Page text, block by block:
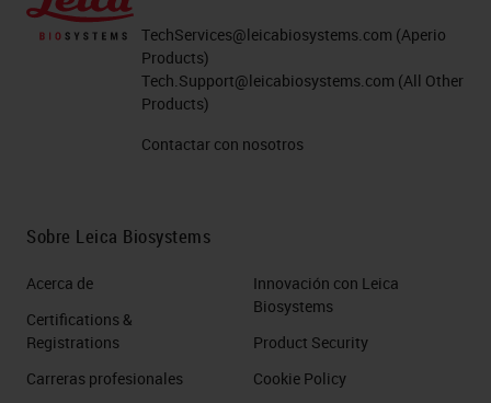
TechServices@leicabiosystems.com (Aperio
Products)
Tech.Support@leicabiosystems.com (All Other
Products)
Contactar con nosotros
Sobre Leica Biosystems
Acerca de
Certifications &
Registrations
Carreras profesionales
Innovación con Leica
Biosystems
Product Security
Cookie Policy